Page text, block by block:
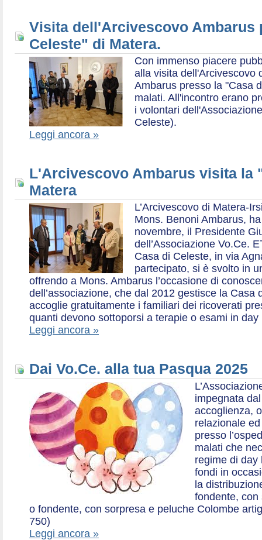
Visita dell'Arcivescovo Ambarus
Celeste" di Matera.
Con immenso piacere
alla visita dell'Arcivescovo
Ambarus presso la "Casa
malati. All'incontro erano
i volontari
Celeste).
Leggi ancora »
L'Arcivescovo Ambarus visita la
Matera
L’Arcivescovo di Matera-
Mons. Benoni Ambarus,
novembre, il Presidente
dell’Associazione Vo.Ce.
Casa di Celeste, in via
partecipato, si è svolto in
offrendo a Mons. Ambarus l’occasione di
dell’associazione, che dal 2012 gestisce la Casa
accoglie gratuitamente i familiari dei ricoverati
quanti devono sottoporsi a terapie o esami in day
Leggi ancora »
Dai Vo.Ce. alla tua Pasqua 2025
impegnata
accoglienza,
relazionale
presso
malati che
regime di day
fondi in
la
fondente, con
o fondente, con sorpresa e peluche Colombe
750)
Leggi ancora »